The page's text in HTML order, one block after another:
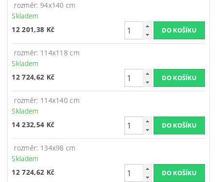
rozměr: 94x140 cm
Skladem
12 201,38 Kč
rozměr: 114x118 cm
Skladem
12 724,62 Kč
rozměr: 114x140 cm
Skladem
14 232,54 Kč
rozměr: 134x98 cm
Skladem
12 724,62 Kč